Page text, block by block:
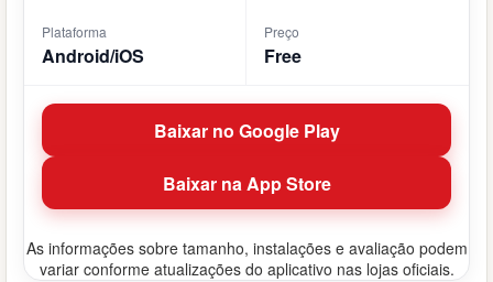
Plataforma
Android/iOS
Preço
Free
Baixar no Google Play
Baixar na App Store
As informações sobre tamanho, instalações e avaliação podem
variar conforme atualizações do aplicativo nas lojas oficiais.